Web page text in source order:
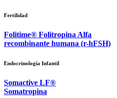
Fertilidad
Folitime® Folitropina Alfa
recombinante humana (r-hFSH)
Endocrinología Infantil
Somactive LF®
Somatropina